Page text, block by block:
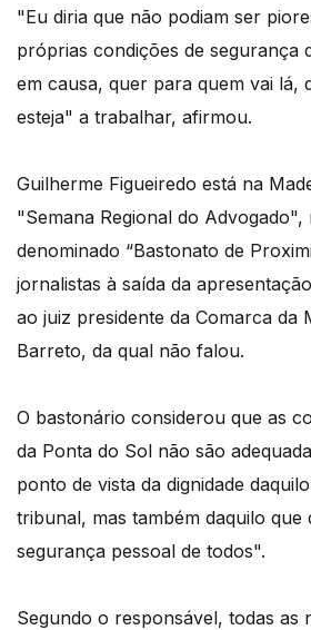
"Eu diria que não podiam ser
próprias condições de segurança
em causa, quer para quem vai lá,
esteja" a trabalhar, afirmou.
Guilherme Figueiredo está na
"Semana Regional do Advogado",
denominado “Bastonato de
jornalistas à saída da
ao juiz presidente da Comarca da
Barreto, da qual não falou.
O bastonário considerou que as
da Ponta do Sol não são
ponto de vista da dignidade
tribunal, mas também daquilo que
segurança pessoal de todos".
Segundo o responsável, todas as